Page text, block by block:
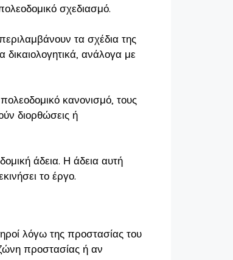
σχεδιασμό.
τα σχέδια της
δικαιολογητικά, ανάλογα με
κανονισμό, τους
διορθώσεις ή
άδεια. Η άδεια αυτή
το έργο.
λόγω της προστασίας του
προστασίας ή αν